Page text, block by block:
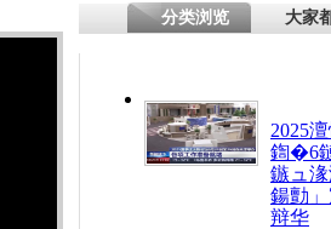
分类浏览 大家
2025
鍧�6
鏃ュ
鍚勯
辩华